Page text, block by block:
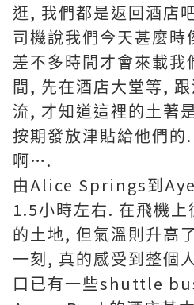
逛, 我們都是返回酒店
司機說我們今天甚麼時
差不多時間才會來載我
間 , 先在酒店大堂等,
流, 才知道這裡的土著
按期發放津貼給他們的.
啊 ….
由Alice Springs 到
1.5小時左右. 在飛機上
的土地, 但氣溫則升高
一刻 , 真的感受到整個
口已有一些shuttle